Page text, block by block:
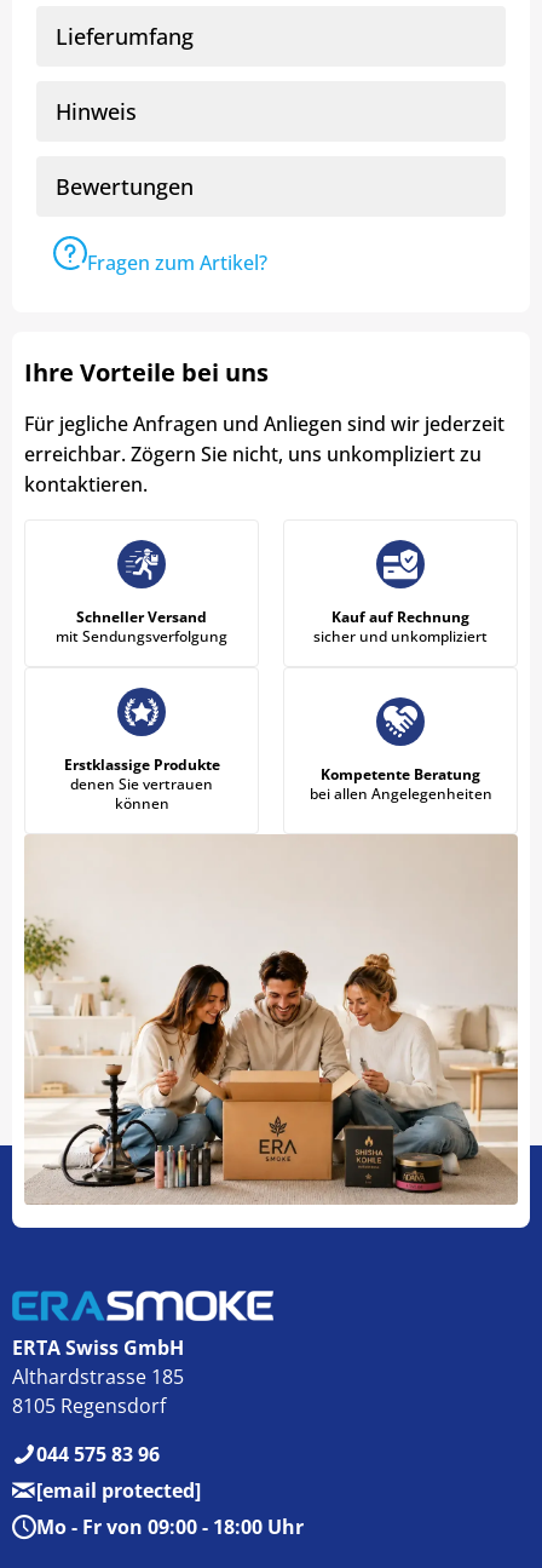
Lieferumfang
Hinweis
Bewertungen
Fragen zum Artikel?
Ihre Vorteile bei uns
Für jegliche Anfragen und Anliegen sind wir jederzeit
erreichbar. Zögern Sie nicht, uns unkompliziert zu
kontaktieren.
Schneller Versand
mit Sendungsverfolgung
Kauf auf Rechnung
sicher und unkompliziert
Erstklassige Produkte
denen Sie vertrauen
können
Kompetente Beratung
bei allen Angelegenheiten
ERTA Swiss GmbH
Althardstrasse 185
8105 Regensdorf
044 575 83 96
[email protected]
Mo - Fr von 09:00 - 18:00 Uhr